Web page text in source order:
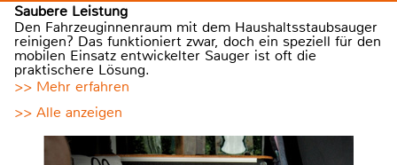
Saubere Leistung
Den Fahrzeuginnenraum mit dem Haushaltsstaubsauger
reinigen? Das funktioniert zwar, doch ein speziell für den
mobilen Einsatz entwickelter Sauger ist oft die
praktischere Lösung.
>> Mehr erfahren
>> Alle anzeigen